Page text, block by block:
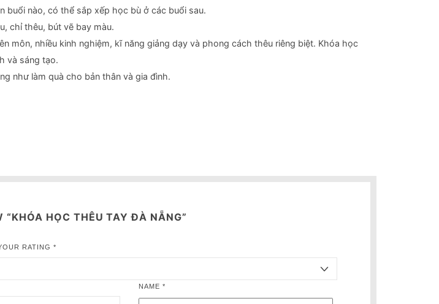
buổi nào, có thể sắp xếp học bù ở các buổi sau.
chỉ thêu, bút vẽ bay màu.
môn, nhiều kinh nghiệm, kĩ năng giảng dạy và phong cách thêu riêng biệt. Khóa học
và sáng tạo.
như làm quà cho bản thân và gia đình.
“KHÓA HỌC THÊU TAY ĐÀ NẴNG”
RATING *
NAME*